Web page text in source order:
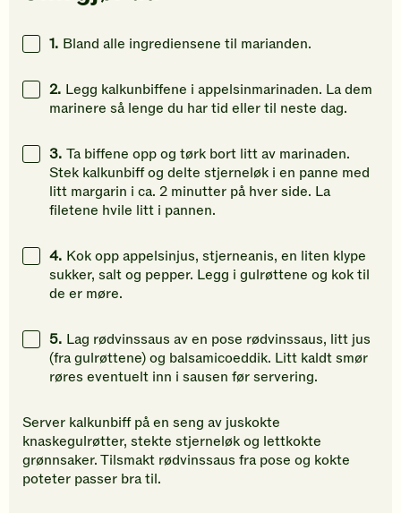
gi
din
din
1. Bland alle ingrediensene til marianden.
2. Legg kalkunbiffene i appelsinmarinaden. La dem
marinere så lenge du har tid eller til neste dag.
3. Ta biffene opp og tørk bort litt av marinaden.
Stek kalkunbiff og delte stjerneløk i en panne med
litt margarin i ca. 2 minutter på hver side. La
filetene hvile litt i pannen.
4. Kok opp appelsinjus, stjerneanis, en liten klype
sukker, salt og pepper. Legg i gulrøttene og kok til
de er møre.
5. Lag rødvinssaus av en pose rødvinssaus, litt jus
(fra gulrøttene) og balsamicoeddik. Litt kaldt smør
røres eventuelt inn i sausen før servering.
Server kalkunbiff på en seng av juskokte
knaskegulrøtter, stekte stjerneløk og lettkokte
grønnsaker. Tilsmakt rødvinssaus fra pose og kokte
poteter passer bra til.